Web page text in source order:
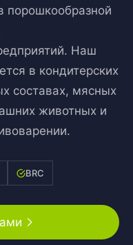
порошкообразной
Наш
в кондитерских
составах, мясных
животных и
BRC